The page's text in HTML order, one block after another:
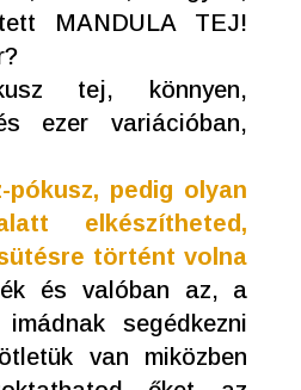
MANDULA TEJ!
tej, könnyen,
ezer variációban,
pókusz, pedig olyan
elkészítheted,
történt volna
és valóban az, a
segédkezni
van miközben